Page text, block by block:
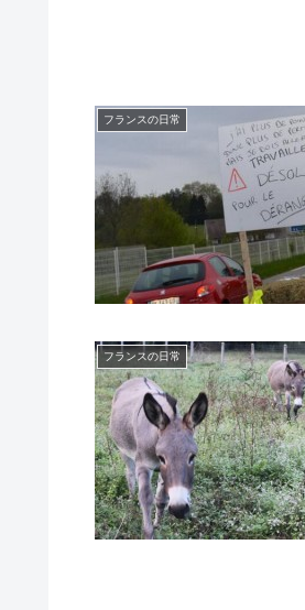
フランスの日常
フランスの日常